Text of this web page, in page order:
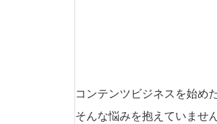
コンテンツビジネスを始め
そんな悩みを抱えていませ